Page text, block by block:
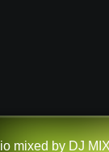
mixed by DJ